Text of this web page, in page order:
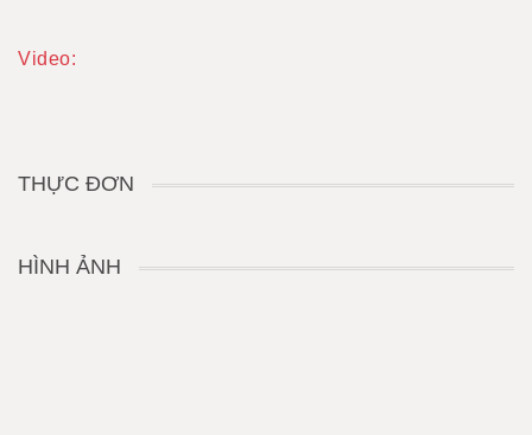
Video:
THỰC ĐƠN
HÌNH ẢNH